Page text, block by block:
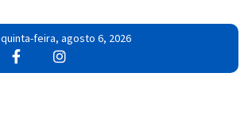
quinta-feira, agosto 6, 2026